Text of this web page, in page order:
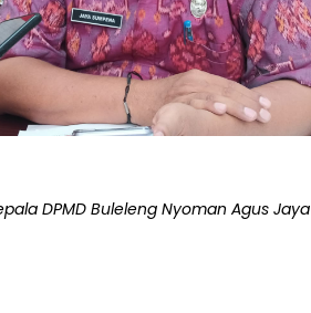
DPMD Buleleng Nyoman Agus Jaya